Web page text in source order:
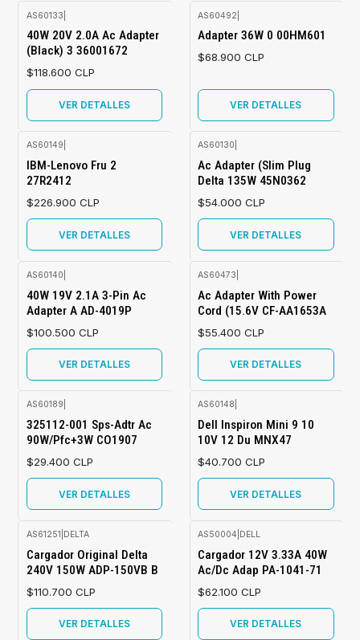
AS60133
40W 20V 2.0A Ac Adapter
(Black) 3 36001672
$118.600 CLP
VER DETALLES
AS60492
Adapter 36W 0 00HM601
$68.900 CLP
VER DETALLES
AS60149
IBM-Lenovo Fru 2
27R2412
$226.900 CLP
VER DETALLES
AS60130
Ac Adapter (Slim Plug
Delta 135W 45N0362
$54.000 CLP
VER DETALLES
AS60140
40W 19V 2.1A 3-Pin Ac
Adapter A AD-4019P
$100.500 CLP
VER DETALLES
AS60473
Ac Adapter With Power
Cord (15.6V CF-AA1653A
$55.400 CLP
VER DETALLES
AS60189
325112-001 Sps-Adtr Ac
90W/Pfc+3W CO1907
$29.400 CLP
VER DETALLES
AS60148
Dell Inspiron Mini 9 10
10V 12 Du MNX47
$40.700 CLP
VER DETALLES
AS61251 DELTA
Cargador Original Delta
240V 150W ADP-150VB B
$110.700 CLP
VER DETALLES
AS50004 DELL
Cargador 12V 3.33A 40W
Ac/Dc Adap PA-1041-71
$62.100 CLP
VER DETALLES